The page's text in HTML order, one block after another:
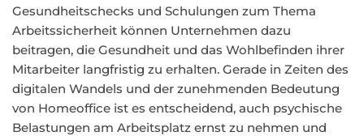
Gesundheitschecks und Schulungen zum Thema
Arbeitssicherheit können Unternehmen dazu
beitragen, die Gesundheit und das Wohlbefinden ihrer
Mitarbeiter langfristig zu erhalten. Gerade in Zeiten des
digitalen Wandels und der zunehmenden Bedeutung
von Homeoffice ist es entscheidend, auch psychische
Belastungen am Arbeitsplatz ernst zu nehmen und